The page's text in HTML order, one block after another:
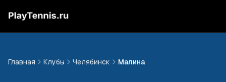
Главная Клубы Челябинск Малина